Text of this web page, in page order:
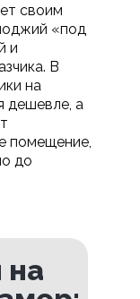
своим
«под
и
В
на
дешевле, а
помещение,
до
на